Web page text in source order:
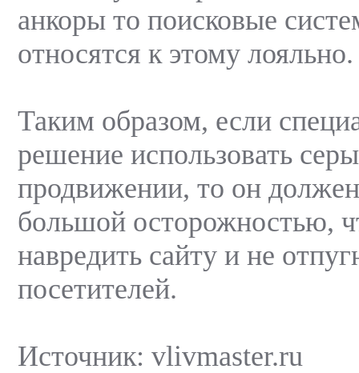
анкоры то поисковые
относятся к этому лояльно.
Таким образом, если
решение использовать
продвижении, то он должен
большой осторожностью,
навредить сайту и не
посетителей.
Источник: vlivmaster.ru